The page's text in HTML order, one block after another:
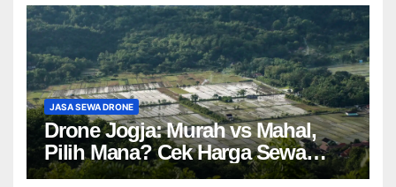
JASA SEWA DRONE
Drone Jogja: Murah vs Mahal,
Pilih Mana? Cek Harga Sewa
Drone Yogyakarta!